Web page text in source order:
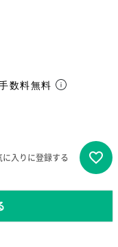
数料無料
に入りに登録する